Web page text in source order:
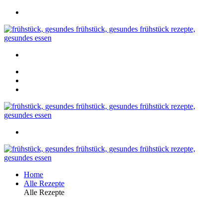
Home
Alle Rezepte
Alle Rezepte